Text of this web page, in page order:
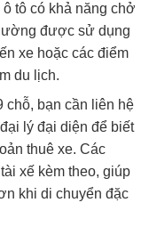
tô có khả năng chở
được sử dụng
xe hoặc các điểm
du lịch.
chỗ, bạn cần liên hệ
lý đại diện để biết
thuê xe. Các
xế kèm theo, giúp
khi di chuyển đặc